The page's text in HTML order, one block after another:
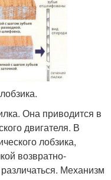
Она приводится в
двигателя. В
лобзика,
возвратно-
Механизм